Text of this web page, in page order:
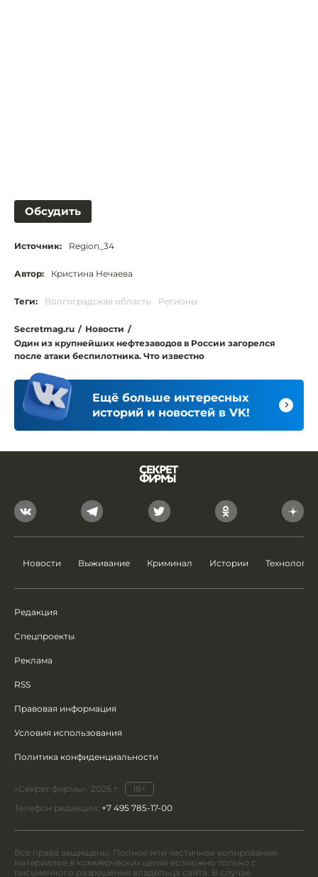
Обсудить
Источник: Region_34
Автор: Кристина Нечаева
Теги: Волгоградская область Регионы
Secretmag.ru / Новости /
Один из крупнейших нефтезаводов в России загорелся
после атаки беспилотника. Что известно
Ещё больше интересных
историй и новостей в VK!
Новости Выживание Криминал Истории Технологии
Редакция
Спецпроекты
Реклама
RSS
Правовая информация
Условия использования
Политика конфиденциальности
«Секрет фирмы», 2026 г.
18+
Телефон редакции: +7 495 785-17-00
Все права защищены. Полное или частичное копирование
материалов в коммерческих целях возможно только с
письменного разрешения владельца сайта. В случае